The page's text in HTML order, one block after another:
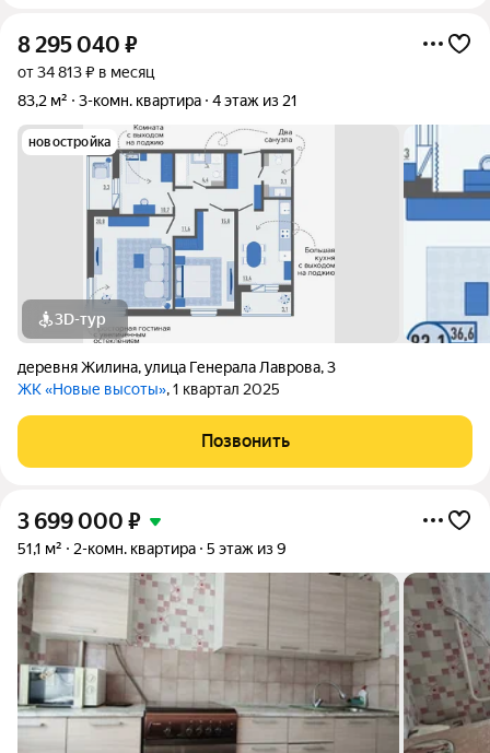
8 295 040 ₽
от 34 813 ₽ в месяц
83,2 м²
3-комн. квартира 4 этаж из 21
новостройка
3D-тур
деревня Жилина,улица Генерала Лаврова,3
ЖК «Новые высоты», 1 квартал 2025
Позвонить
3 699 000 ₽
51,1 м² 2-комн. квартира 5 этаж из 9